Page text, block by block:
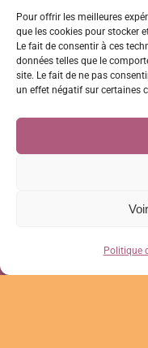
Pour offrir les meilleures
que les cookies pour stocker
Le fait de consentir à ces
données telles que le
site. Le fait de ne pas
un effet négatif sur certaines
Politique
CGV